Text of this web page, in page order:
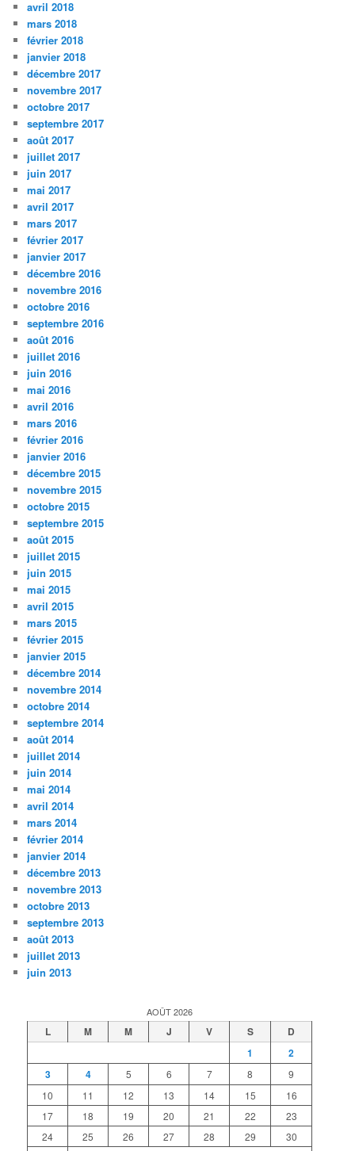
avril 2018
mars 2018
février 2018
janvier 2018
décembre 2017
novembre 2017
octobre 2017
septembre 2017
août 2017
juillet 2017
juin 2017
mai 2017
avril 2017
mars 2017
février 2017
janvier 2017
décembre 2016
novembre 2016
octobre 2016
septembre 2016
août 2016
juillet 2016
juin 2016
mai 2016
avril 2016
mars 2016
février 2016
janvier 2016
décembre 2015
novembre 2015
octobre 2015
septembre 2015
août 2015
juillet 2015
juin 2015
mai 2015
avril 2015
mars 2015
février 2015
janvier 2015
décembre 2014
novembre 2014
octobre 2014
septembre 2014
août 2014
juillet 2014
juin 2014
mai 2014
avril 2014
mars 2014
février 2014
janvier 2014
décembre 2013
novembre 2013
octobre 2013
septembre 2013
août 2013
juillet 2013
juin 2013
AOÛT 2026
L M M J V S
D
1
2
3
4 5 6 7 8
9
10
11 12 13 14 15
16
17
18 19 20 21 22
23
24
25 26 27 28 29
30